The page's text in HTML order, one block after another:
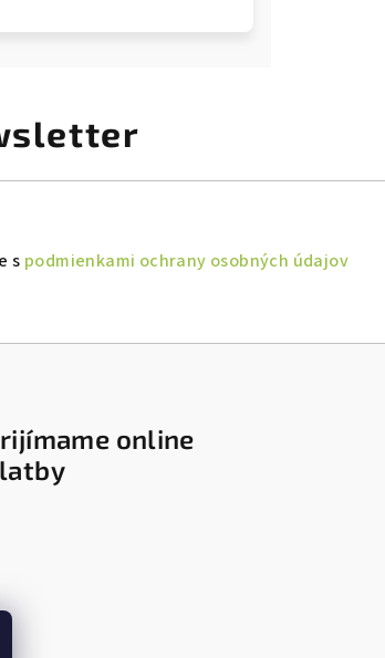
s podmienkami ochrany osobných údajov
online